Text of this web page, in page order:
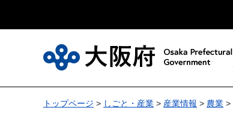
トップページ > しごと・産業 > 産業情報 > 農業 >